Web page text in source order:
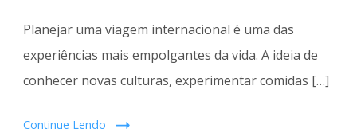
Planejar uma viagem internacional é uma das
experiências mais empolgantes da vida. A ideia de
conhecer novas culturas, experimentar comidas […]
Continue Lendo